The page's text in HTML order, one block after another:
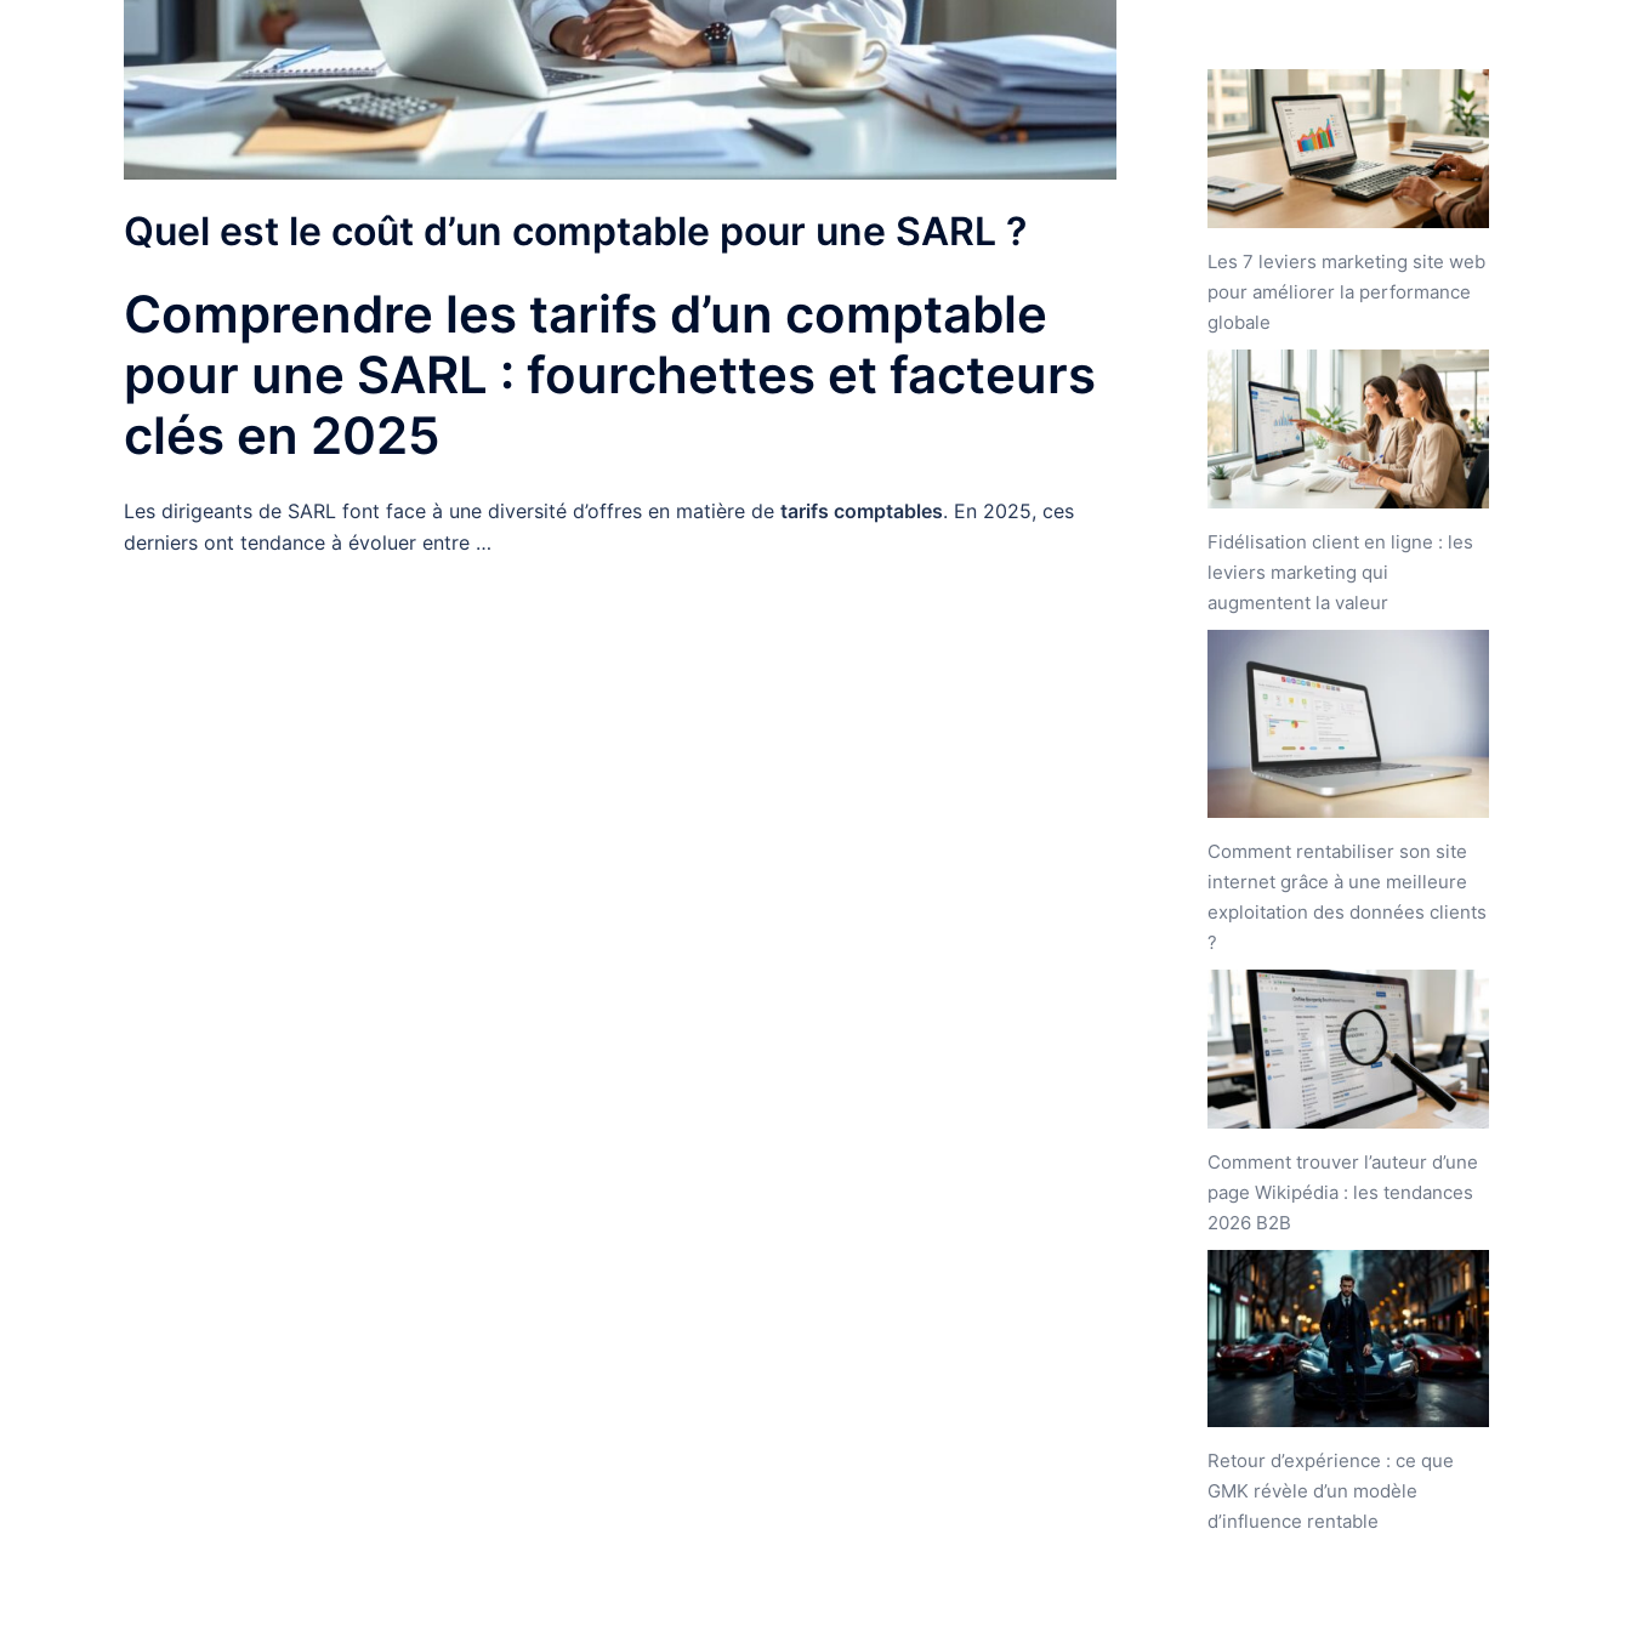
Quel est le coût d’un comptable pour une SARL ?
Comprendre les tarifs d’un comptable
pour une SARL : fourchettes et facteurs
clés en 2025
Les dirigeants de SARL font face à une diversité d’offres en matière de tarifs comptables. En 2025, ces
derniers ont tendance à évoluer entre …
Les 7 leviers marketing site web
pour améliorer la performance
globale
Fidélisation client en ligne : les
leviers marketing qui
augmentent la valeur
Comment rentabiliser son site
internet grâce à une meilleure
exploitation des données clients
?
Comment trouver l’auteur d’une
page Wikipédia : les tendances
2026 B2B
Retour d’expérience : ce que
GMK révèle d’un modèle
d’influence rentable